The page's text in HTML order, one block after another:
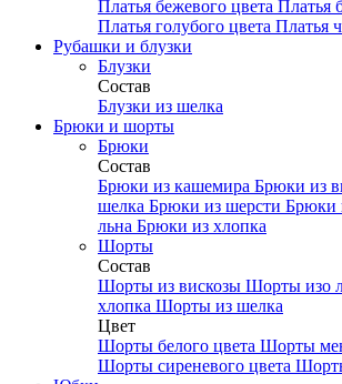
Платья бежевого цвета Платья
Платья голубого цвета Платья
Рубашки и блузки
Блузки
Состав
Блузки из шелка
Брюки и шорты
Брюки
Состав
Брюки из кашемира Брюки из
шелка Брюки из шерсти Брюки
льна Брюки из хлопка
Шорты
Состав
Шорты из вискозы Шорты изо
хлопка Шорты из шелка
Цвет
Шорты белого цвета Шорты
Шорты сиреневого цвета